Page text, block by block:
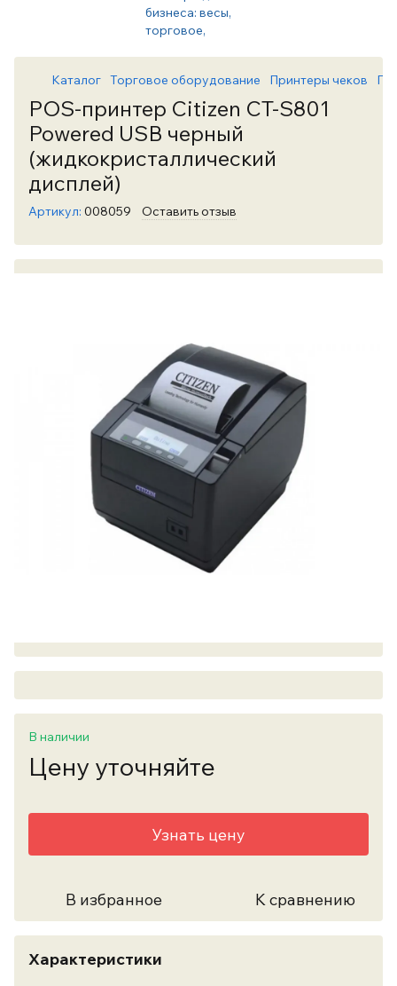
Каталог Торговое оборудование Принтеры чеков
POS-принтер Citizen CT-S801
Powered USB черный
(жидкокристаллический
дисплей)
Артикул: 008059 Оставить отзыв
В наличии
Цену уточняйте
Узнать цену
В избранное К сравнению
Характеристики